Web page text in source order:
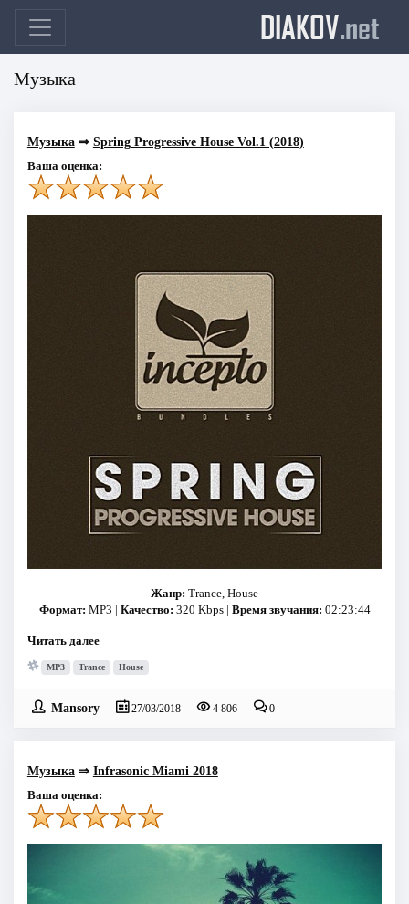
DIAKOV.net
Музыка
Музыка⇒ Spring Progressive House Vol.1 (2018)
Ваша оценка:
Жанр: Trance, House
Формат: MP3 | Качество: 320 Kbps | Время звучания: 02:23:44
Читать далее
MP3 Trance House
Mansory 27/03/2018 4 806 0
Музыка⇒ Infrasonic Miami 2018
Ваша оценка: